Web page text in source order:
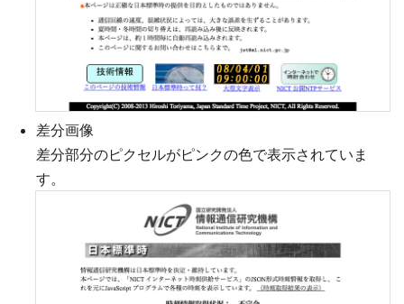
差分画像
差分部分のピクセルがピンクの色で表示されていま
す。